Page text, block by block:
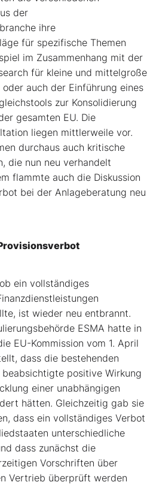
der
ihre
für spezifische Themen
im Zusammenhang mit der
für kleine und mittelgroße
auch der Einführung eines
zur Konsolidierung
gesamten EU. Die
liegen mittlerweile vor.
durchaus auch kritische
die nun neu verhandelt
flammte auch die Diskussion
bei der Anlageberatung neu
ein vollständiges
ist wieder neu entbrannt.
ESMA hatte in
EU-Kommission vom 1. April
dass die bestehenden
positive Wirkung
einer unabhängigen
hätten. Gleichzeitig gab sie
dass ein vollständiges Verbot
unterschiedliche
dass zunächst die
Vorschriften über
Vertrieb überprüft werden